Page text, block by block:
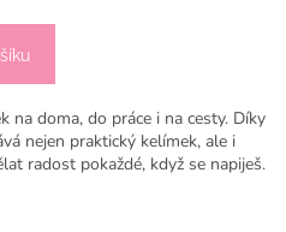
na doma, do práce i na cesty. Díky
nejen praktický kelímek, ale i
radost pokaždé, když se napiješ.